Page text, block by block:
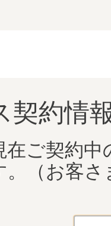
契約情
在ご契約
。（お客